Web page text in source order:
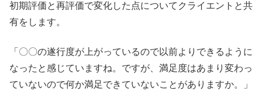
初期評価と再評価で変化した点についてクライエントと共
有をします。
「〇〇の遂行度が上がっているので以前よりできるように
なったと感じていますね。ですが、満足度はあまり変わっ
ていないので何か満足できていないことがありますか。」